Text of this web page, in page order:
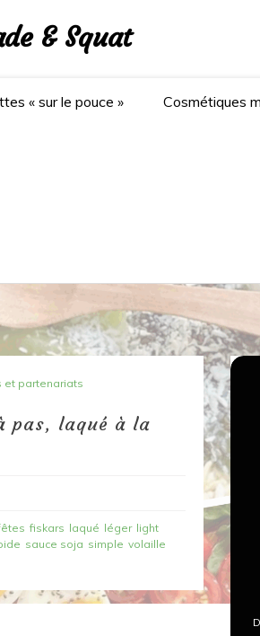
& Squat
« sur le pouce » Cosmétiques
et partenariats
pas, laqué à la
fiskars laqué léger light
sauce soja simple volaille